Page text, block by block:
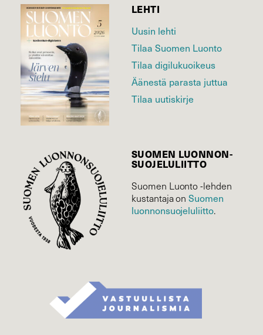
LEHTI
Uusin lehti
Tilaa Suomen Luonto
Tilaa digilukuoikeus
Äänestä parasta juttua
Tilaa uutiskirje
SUOMEN LUONNON­
SUOJELU­LIITTO
Suomen Luonto -lehden
kustantaja onSuomen
luonnonsuojelu­liitto.